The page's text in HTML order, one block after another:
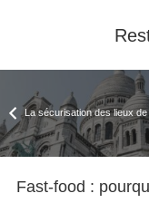
La sécurisation des lieux
Fast-food :